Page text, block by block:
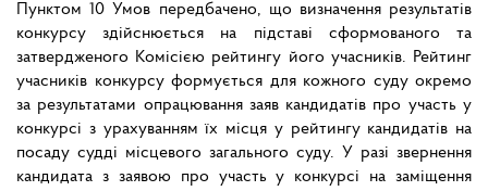
Пунктом 10 Умов передбачено, що визначення результатів
конкурсу здійснюється на підставі сформованого та
затвердженого Комісією рейтингу його учасників. Рейтинг
учасників конкурсу формується для кожного суду окремо
за результатами опрацювання заяв кандидатів про участь у
конкурсі з урахуванням їх місця у рейтингу кандидатів на
посаду судді місцевого загального суду. У разі звернення
кандидата з заявою про участь у конкурсі на заміщення